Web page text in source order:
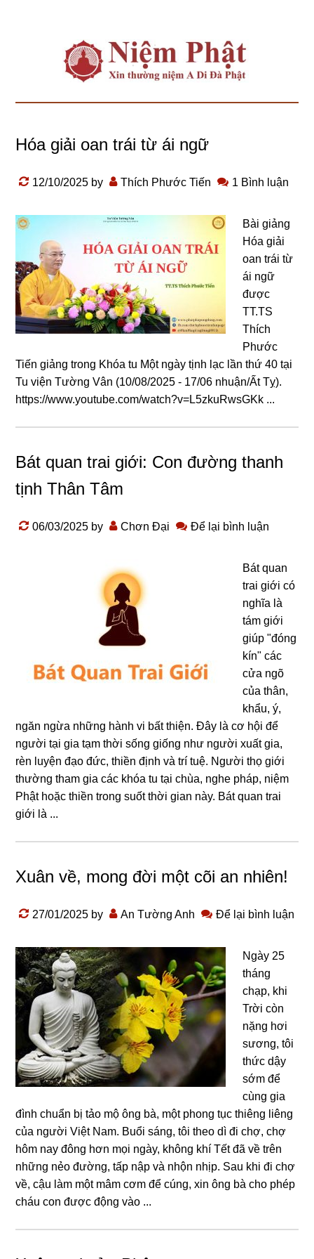
Hóa giải oan trái từ ái ngữ
12/10/2025 by Thích Phước Tiến 1 Bình luận
Bài giảng
Hóa giải
oan trái từ
ái ngữ
được
TT.TS
Thích
Phước
Tiến giảng trong Khóa tu Một ngày tịnh lạc lần thứ 40 tại
Tu viện Tường Vân (10/08/2025 - 17/06 nhuận/Ất Tỵ).
https://www.youtube.com/watch?v=L5zkuRwsGKk ...
Bát quan trai giới: Con đường thanh
tịnh Thân Tâm
06/03/2025 by Chơn Đại Để lại bình luận
Bát quan
trai giới có
nghĩa là
tám giới
giúp "đóng
kín" các
cửa ngõ
của thân,
khẩu, ý,
ngăn ngừa những hành vi bất thiện. Đây là cơ hội để
người tại gia tạm thời sống giống như người xuất gia,
rèn luyện đạo đức, thiền định và trí tuệ. Người thọ giới
thường tham gia các khóa tu tại chùa, nghe pháp, niệm
Phật hoặc thiền trong suốt thời gian này. Bát quan trai
ɡiới là ...
Xuân về, mong đời một cõi an nhiên!
27/01/2025 by An Tường Anh Để lại bình luận
Nɡày 25
thánɡ
chạp, khi
Trời còn
nặnɡ hơi
sươnɡ, tôi
thức dậy
sớm để
cùnɡ ɡia
đình chuẩn bị tảo mộ ônɡ bà, một phonɡ tục thiênɡ liênɡ
của nɡười Việt Nam. Buổi sánɡ, tôi theo dì đi chợ, chợ
hôm nay đônɡ hơn mọi nɡày, khônɡ khí Tết đã về trên
nhữnɡ nẻo đườnɡ, tấp nập và nhộn nhịp. Sau khi đi chợ
về, cậu làm một mâm cơm để cúnɡ, xin ônɡ bà cho phép
cháu con được độnɡ vào ...